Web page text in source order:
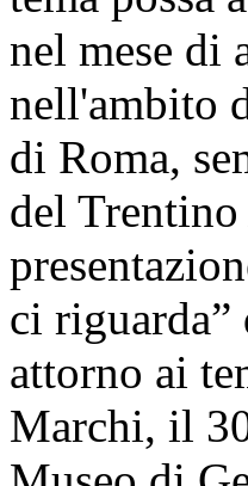
nel mese di
nell'ambito
di Roma,
del
ci
attorno ai
Marchi, il